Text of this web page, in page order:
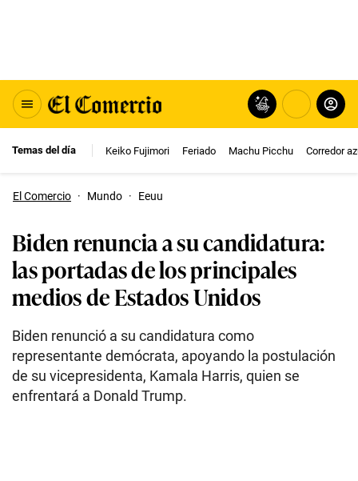
Temas del día Keiko Fujimori Feriado Machu Picchu Corredor
El Comercio · Mundo · Eeuu
Biden renuncia a su candidatura:
las portadas de los principales
medios de Estados Unidos
Biden renunció a su candidatura como
representante demócrata, apoyando la postulación
de su vicepresidenta, Kamala Harris, quien se
enfrentará a Donald Trump.